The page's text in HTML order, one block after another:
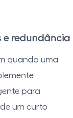
e redundância
quando uma
para
um curto